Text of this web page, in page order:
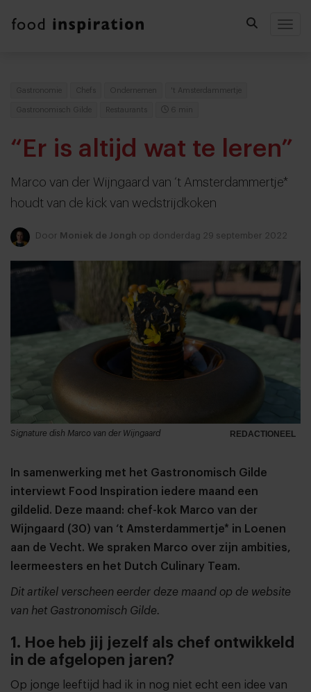
Gastronomie Chefs Ondernemen 't Amsterdammertje
Gastronomisch Gilde Restaurants 6 min
“Er is altijd wat te leren”
Marco van der Wijngaard van ‘t Amsterdammertje*
houdt van de kick van wedstrijdkoken
Door Moniek de Jongh op donderdag 29 september 2022
REDACTIONEEL
Signature dish Marco van der Wijngaard
In samenwerking met het Gastronomisch Gilde
interviewt Food Inspiration iedere maand een
gildelid. Deze maand: chef-kok Marco van der
Wijngaard (30) van ‘t Amsterdammertje* in Loenen
aan de Vecht. We spraken Marco over zijn ambities,
leermeesters en het Dutch Culinary Team.
Dit artikel verscheen eerder deze maand op de website
van het Gastronomisch Gilde.
1. Hoe heb jij jezelf als chef ontwikkeld
in de afgelopen jaren?
Op jonge leeftijd had ik in nog niet echt een idee van